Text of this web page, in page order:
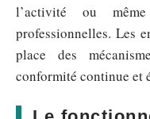
l’activité ou
professionnelles. Les
place des
conformité continue et